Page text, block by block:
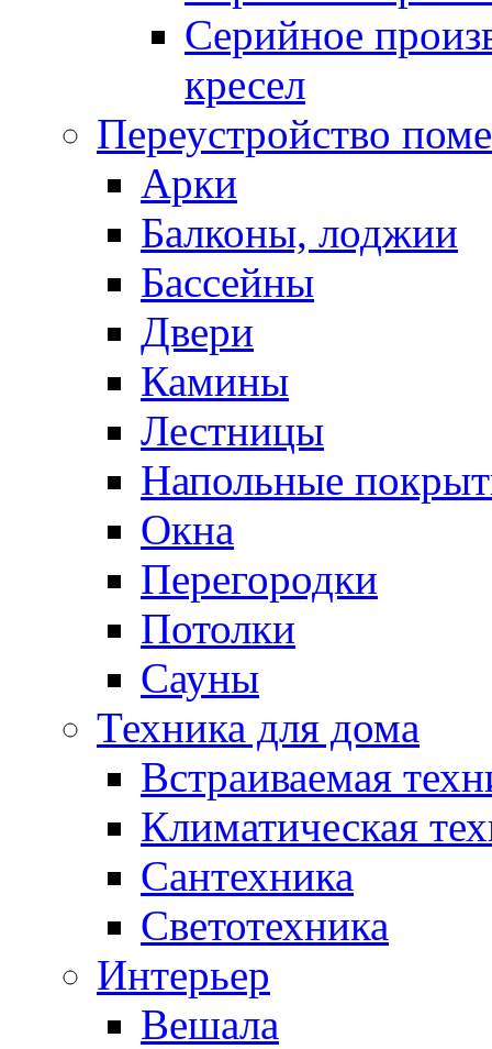
Серийное
кресел
Переустройство
Арки
Балконы, лоджии
Бассейны
Двери
Камины
Лестницы
Напольные
Окна
Перегородки
Потолки
Сауны
Техника для дома
Встраиваемая
Климатическая
Сантехника
Светотехника
Интерьер
Вешала